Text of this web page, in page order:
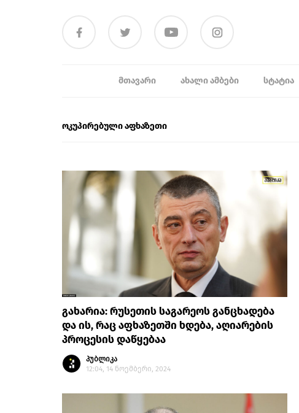
ᲛᲗᲐᲕᲐᲠᲘ ᲐᲮᲐᲚᲘ ᲐᲛᲑᲔᲑᲘ ᲡᲢᲐᲢᲘᲐ
ოკუპირებული აფხაზეთი
გახარია: რუსეთის საგარეოს განცხადება
და ის, რაც აფხაზეთში ხდება, აღიარების
პროცესის დაწყებაა
პუბლიკა
12:04, 14 ნოემბერი, 2024